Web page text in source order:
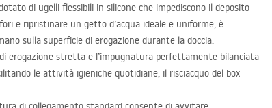
di ugelli flessibili in silicone che impediscono il deposito
e ripristinare un getto d’acqua ideale e uniforme, è
sulla superficie di erogazione durante la doccia.
erogazione stretta e l’impugnatura perfettamente bilanciata
le attività igieniche quotidiane, il risciacquo del box